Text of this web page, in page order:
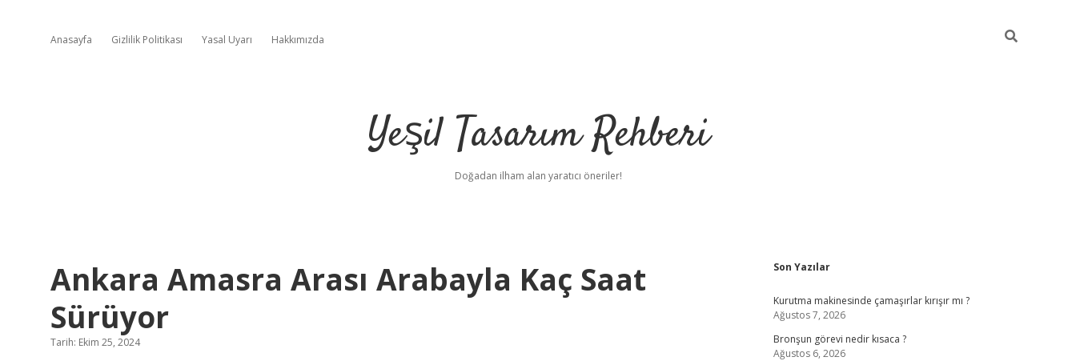
Anasayfa Gizlilik Politikası Yasal Uyarı Hakkımızda
Yeşil Tasarım Rehberi
Doğadan ilham alan yaratıcı öneriler!
Ankara Amasra Arası Arabayla Kaç Saat
Sürüyor
Tarih: Ekim 25, 2024
Sidebar
Son Yazılar
Kurutma makinesinde çamaşırlar kırışır mı ?
Ağustos 7, 2026
Bronşun görevi nedir kısaca ?
Ağustos 6, 2026
https://hiltonbet-giris.com/